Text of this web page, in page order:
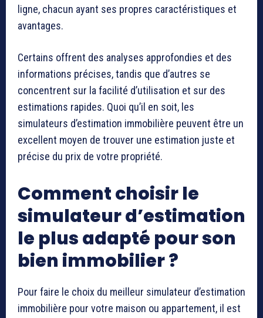
ligne, chacun ayant ses propres caractéristiques et
avantages.
Certains offrent des analyses approfondies et des
informations précises, tandis que d’autres se
concentrent sur la facilité d’utilisation et sur des
estimations rapides. Quoi qu’il en soit, les
simulateurs d’estimation immobilière peuvent être un
excellent moyen de trouver une estimation juste et
précise du prix de votre propriété.
Comment choisir le
simulateur d’estimation
le plus adapté pour son
bien immobilier ?
Pour faire le choix du meilleur simulateur d’estimation
immobilière pour votre maison ou appartement, il est